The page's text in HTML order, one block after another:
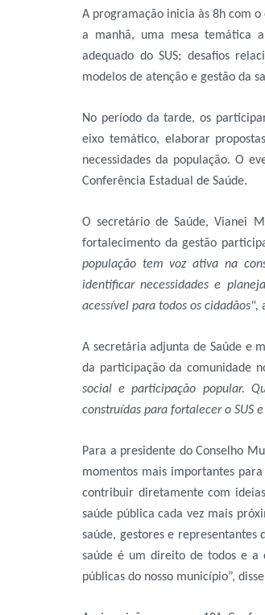
A programação inicia às 8h com
a manhã, uma mesa temática
adequado do SUS; desafios
modelos de atenção e gestão da
No período da tarde, os
eixo temático, elaborar
necessidades da população. O
Conferência Estadual de Saúde.
O secretário de Saúde, Vianei
fortalecimento da gestão
população tem voz ativa na
identificar necessidades e
acessível para todos os cidadãos",
A secretária adjunta de Saúde e
da participação da comunidade
social e participação popular.
construídas para fortalecer o SUS
Para a presidente do Conselho
momentos mais importantes
contribuir diretamente com
saúde pública cada vez mais
saúde, gestores e
saúde é um direito de todos e a
públicas do nosso município”,